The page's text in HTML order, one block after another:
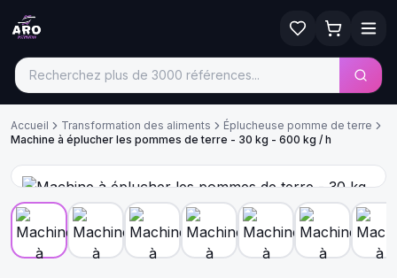
Accueil Transformation des aliments
Éplucheuse pomme de terre
Machine à éplucher les pommes de terre - 30 kg - 600 kg / h